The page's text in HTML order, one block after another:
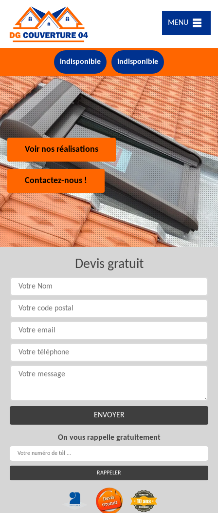
MENU
indisponible indisponible
Voir nos réalisations
Contactez-nous !
Devis gratuit
On vous rappelle gratuitement